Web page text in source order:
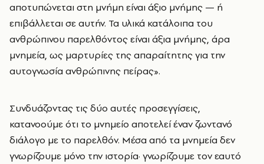
αποτυπώνεται στη μνήμη είναι άξιο μνήμης — ή
επιβάλλεται σε αυτήν. Τα υλικά κατάλοιπα του
ανθρώπινου παρελθόντος είναι άξια μνήμης, άρα
μνημεία, ως μαρτυρίες της απαραίτητης για την
αυτογνωσία ανθρώπινης πείρας».
Συνδυάζοντας τις δύο αυτές προσεγγίσεις,
κατανοούμε ότι το μνημείο αποτελεί έναν ζωντανό
διάλογο με το παρελθόν. Μέσα από τα μνημεία δεν
γνωρίζουμε μόνο την ιστορία· γνωρίζουμε τον εαυτό